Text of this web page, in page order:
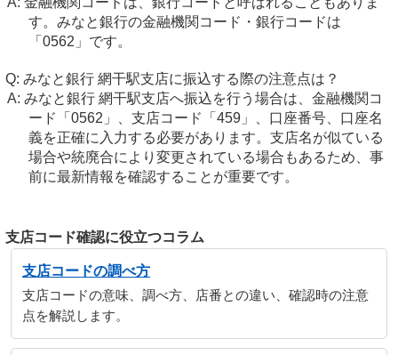
す。みなと銀行の金融機関コード・銀行コードは
「0562」です。
みなと銀行 網干駅支店に振込する際の注意点は？
みなと銀行 網干駅支店へ振込を行う場合は、金融機関コ
ード「0562」、支店コード「459」、口座番号、口座名
義を正確に入力する必要があります。支店名が似ている
場合や統廃合により変更されている場合もあるため、事
前に最新情報を確認することが重要です。
支店コード確認に役立つコラム
支店コードの調べ方
支店コードの意味、調べ方、店番との違い、確認時の注意
点を解説します。